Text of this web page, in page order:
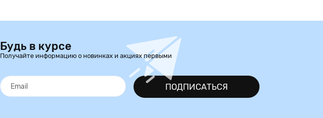
Будь в курсе
Получайте информацию о новинках и акциях первыми
ПОДПИСАТЬСЯ